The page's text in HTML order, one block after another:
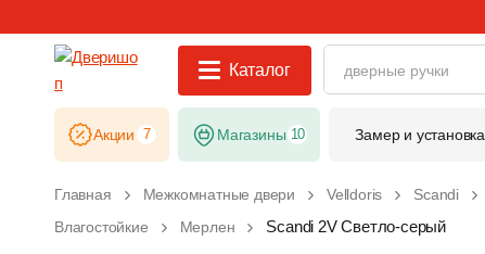
Каталог
Акции 7 Магазины 10 Замер и установка
Главная Межкомнатные двери Velldoris Scandi
Влагостойкие
Мерлен Scandi 2V Светло-серый